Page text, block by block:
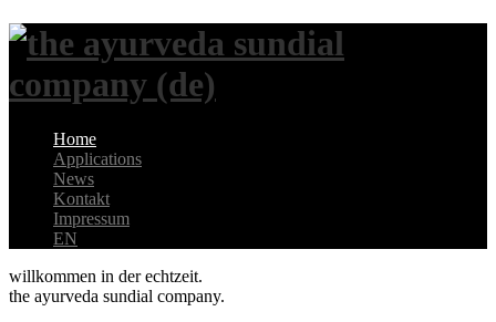
Home
Applications
News
Kontakt
Impressum
EN
willkommen in der echtzeit.
the ayurveda sundial company.